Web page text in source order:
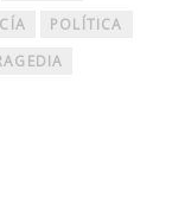
POLÍTICA